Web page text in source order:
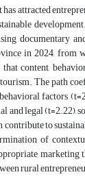
attracted
documentary
in 2024, from
content,
The path
factors
and legal
contribute to
of
rural